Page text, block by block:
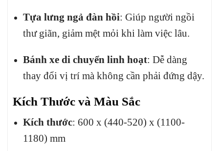
Tựa lưng ngả đàn hồi: Giúp người ngồi
thư giãn, giảm mệt mỏi khi làm việc lâu.
Bánh xe di chuyển linh hoạt: Dễ dàng
thay đổi vị trí mà không cần phải đứng dậy.
Kích Thước và Màu Sắc
Kích thước: 600 x (440-520) x (1100-
1180) mm